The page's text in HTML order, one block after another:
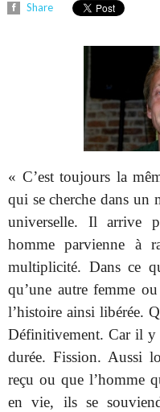
Share
« C’est toujours la
qui se cherche dans un
universelle. Il arrive
homme parvienne à
multiplicité. Dans ce
qu’une autre femme
l’histoire ainsi libérée.
Définitivement. Car il y
durée. Fission. Aussi
reçu ou que l’homme
en vie, ils se